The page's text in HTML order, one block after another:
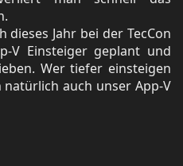
dieses Jahr bei der TecCon
V Einsteiger geplant und
Wer tiefer einsteigen
auch unser App-V